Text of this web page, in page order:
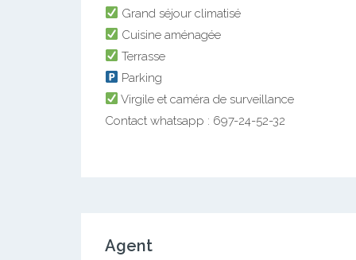
Grand séjour climatisé
Cuisine aménagée
Terrasse
Parking
Virgile et caméra de surveillance
Contact whatsapp : 697-24-52-32
Agent